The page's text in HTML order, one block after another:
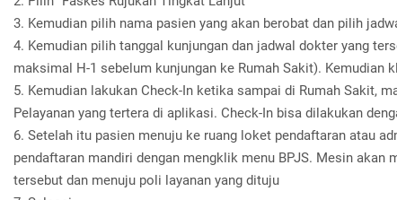
3. Kemudian pilih nama pasien yang akan berobat dan pilih
4. Kemudian pilih tanggal kunjungan dan jadwal dokter yang
maksimal H-1 sebelum kunjungan ke Rumah Sakit). Kemudian
5. Kemudian lakukan Check-In ketika sampai di Rumah Sakit,
Pelayanan yang tertera di aplikasi. Check-In bisa dilakukan
6. Setelah itu pasien menuju ke ruang loket pendaftaran atau
pendaftaran mandiri dengan mengklik menu BPJS. Mesin akan
tersebut dan menuju poli layanan yang dituju